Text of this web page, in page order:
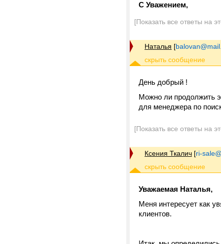
С Уважением,
[Показать все ответы на
Наталья [
День добрый !
Можно ли продолжить
для менеджера по
[Показать все ответы на
Ксения Ткалич [ri-
Уважаемая Наталья,
Меня интересует как
клиентов.